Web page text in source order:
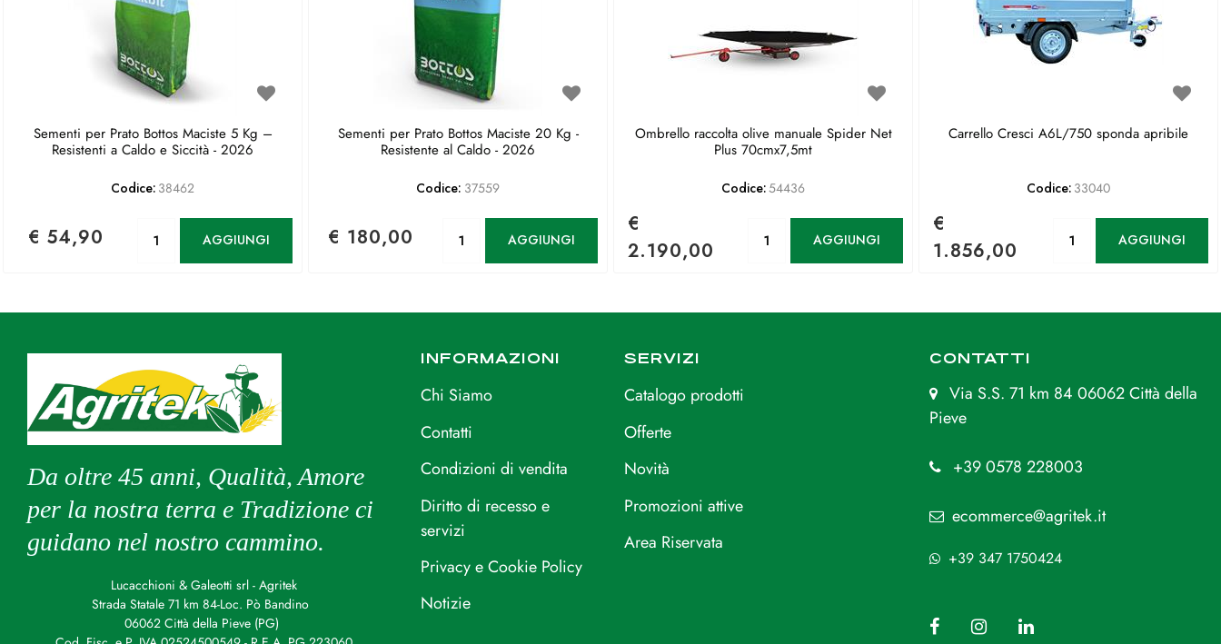
Sementi per Prato Bottos Maciste 5 Kg –
Resistenti a Caldo e Siccità - 2026
Codice: 38462
€ 54,90 AGGIUNGI
Sementi per Prato Bottos Maciste 20 Kg -
Resistente al Caldo - 2026
Codice: 37559
€ 180,00 AGGIUNGI
Ombrello raccolta olive manuale Spider Net
Plus 70cmx7,5mt
Codice:54436
€
2.190,00
AGGIUNGI
Carrello Cresci A6L/750 sponda apribile
Codice: 33040
€
1.856,00
AGGIUNGI
Da oltre 45 anni, Qualità, Amore
per la nostra terra e Tradizione ci
guidano nel nostro cammino.
Lucacchioni & Galeotti srl - Agritek
Strada Statale 71 km 84-Loc. Pò Bandino
06062 Città della Pieve (PG)
INFORMAZIONI
Chi Siamo
Contatti
Condizioni di vendita
Diritto di recesso e
servizi
Privacy e Cookie Policy
Notizie
SERVIZI
Catalogo prodotti
Offerte
Novità
Promozioni attive
Area Riservata
CONTATTI
Via S.S. 71 km 84 06062 Città della
Pieve
+39 0578 228003
ecommerce@agritek.it
+39 347 1750424